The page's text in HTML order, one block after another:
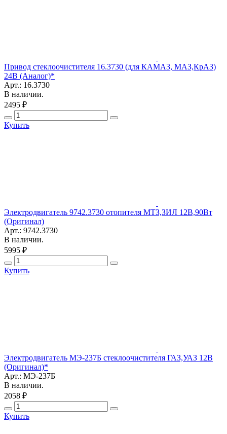
Привод стеклоочистителя 16.3730 (для КАМАЗ, МАЗ,КрАЗ)
24В (Аналог)*
Арт.: 16.3730
В наличии.
2495 ₽
Купить
Электродвигатель 9742.3730 отопителя МТЗ,ЗИЛ 12В,90Вт
(Оригинал)
Арт.: 9742.3730
В наличии.
5995 ₽
Купить
Электродвигатель МЭ-237Б стеклоочистителя ГАЗ,УАЗ 12В
(Оригинал)*
Арт.: МЭ-237Б
В наличии.
2058 ₽
Купить